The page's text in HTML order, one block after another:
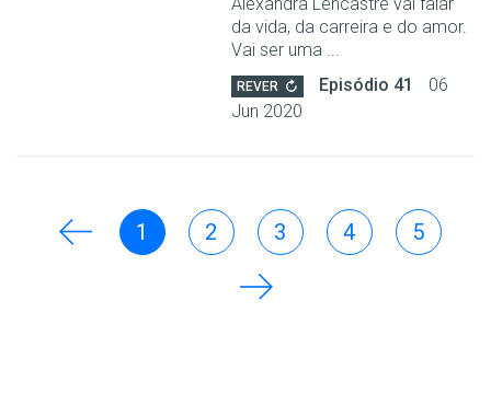
da vida, da carreira e do amor.
Vai ser uma ...
REVER Episódio 41
06
Jun 2020
1 2 3 4 5